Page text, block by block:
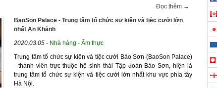
Đọc thêm →
BaoSon Palace - Trung tâm tổ chức sự kiện và tiệc cưới lớn
nhất An Khánh
2020.03.05 - Nhà hàng - Ẩm thực
Trung tâm tổ chức sự kiện và tiệc cưới Bảo Sơn (BaoSon Palace)
- thành viên trực thuộc hệ sinh thái Tập đoàn Bảo Sơn, hiện là
trung tâm tổ chức sự kiện và tiệc cưới lớn nhất khu vực phía tây
Hà Nội.